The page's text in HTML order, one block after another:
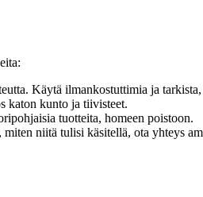
Käytä ilmankostuttimia ja
katon kunto ja tiivisteet.
tuotteita, homeen poistoon.
niitä tulisi käsitellä, ota yhteys